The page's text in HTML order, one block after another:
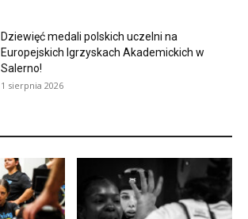
Dziewięć medali polskich uczelni na
Europejskich Igrzyskach Akademickich w
Salerno!
1 sierpnia 2026